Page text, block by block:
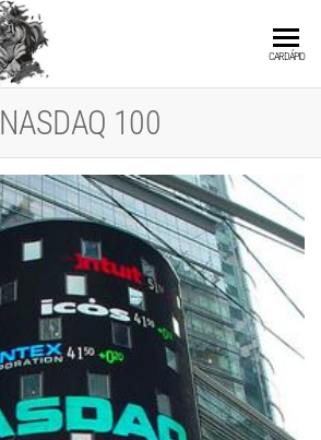
de Websites
CARDÁPIO
NASDAQ 100